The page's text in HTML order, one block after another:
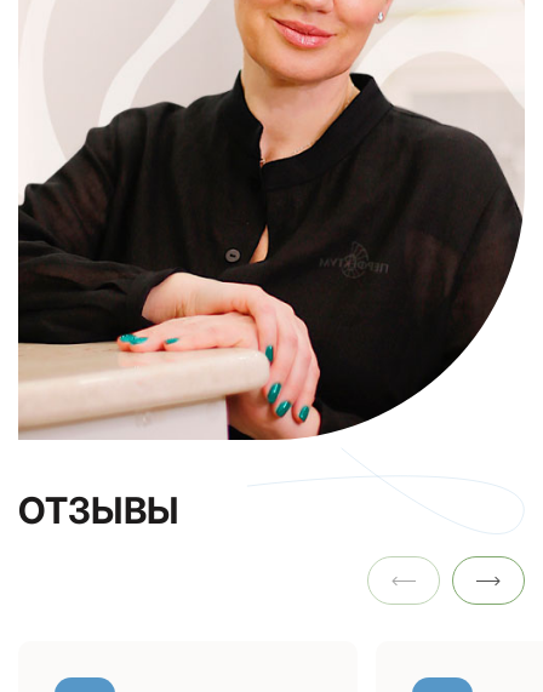
ОТЗЫВЫ